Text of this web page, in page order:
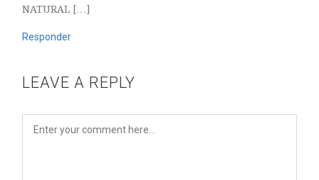
NATURAL […]
Responder
LEAVE A REPLY